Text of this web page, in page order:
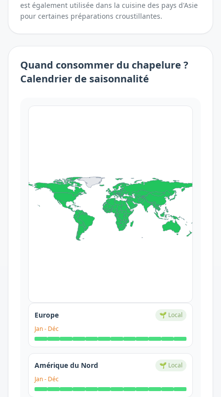
est également utilisée dans la cuisine des pays d'Asie
pour certaines préparations croustillantes.
Quand consommer du chapelure ?
Calendrier de saisonnalité
Europe
🌱 Local
Jan- Déc
Amérique du Nord
🌱 Local
Jan- Déc